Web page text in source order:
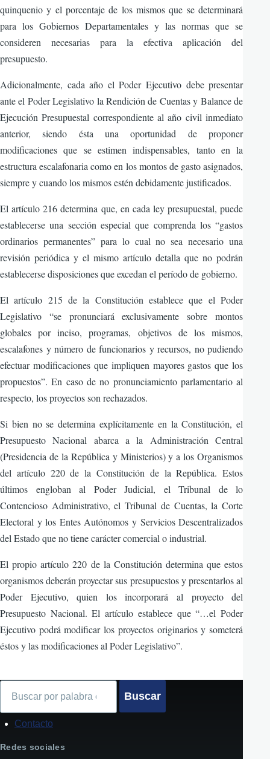
quinquenio y el porcentaje de los mismos que se determinará
para los Gobiernos Departamentales y las normas que se
consideren necesarias para la efectiva aplicación del
presupuesto.
Adicionalmente, cada año el Poder Ejecutivo debe presentar
ante el Poder Legislativo la Rendición de Cuentas y Balance de
Ejecución Presupuestal correspondiente al año civil inmediato
anterior, siendo ésta una oportunidad de proponer
modificaciones que se estimen indispensables, tanto en la
estructura escalafonaria como en los montos de gasto asignados,
siempre y cuando los mismos estén debidamente justificados.
El artículo 216 determina que, en cada ley presupuestal, puede
establecerse una sección especial que comprenda los “gastos
ordinarios permanentes” para lo cual no sea necesario una
revisión periódica y el mismo artículo detalla que no podrán
establecerse disposiciones que excedan el período de gobierno.
El artículo 215 de la Constitución establece que el Poder
Legislativo “se pronunciará exclusivamente sobre montos
globales por inciso, programas, objetivos de los mismos,
escalafones y número de funcionarios y recursos, no pudiendo
efectuar modificaciones que impliquen mayores gastos que los
propuestos”. En caso de no pronunciamiento parlamentario al
respecto, los proyectos son rechazados.
Si bien no se determina explícitamente en la Constitución, el
Presupuesto Nacional abarca a la Administración Central
(Presidencia de la República y Ministerios) y a los Organismos
del artículo 220 de la Constitución de la República. Estos
últimos engloban al Poder Judicial, el Tribunal de lo
Contencioso Administrativo, el Tribunal de Cuentas, la Corte
Electoral y los Entes Autónomos y Servicios Descentralizados
del Estado que no tiene carácter comercial o industrial.
El propio artículo 220 de la Constitución determina que estos
organismos deberán proyectar sus presupuestos y presentarlos al
Poder Ejecutivo, quien los incorporará al proyecto del
Presupuesto Nacional. El artículo establece que “…el Poder
Ejecutivo podrá modificar los proyectos originarios y someterá
éstos y las modificaciones al Poder Legislativo”.
Formulario
consultas
Contacto
Redes sociales